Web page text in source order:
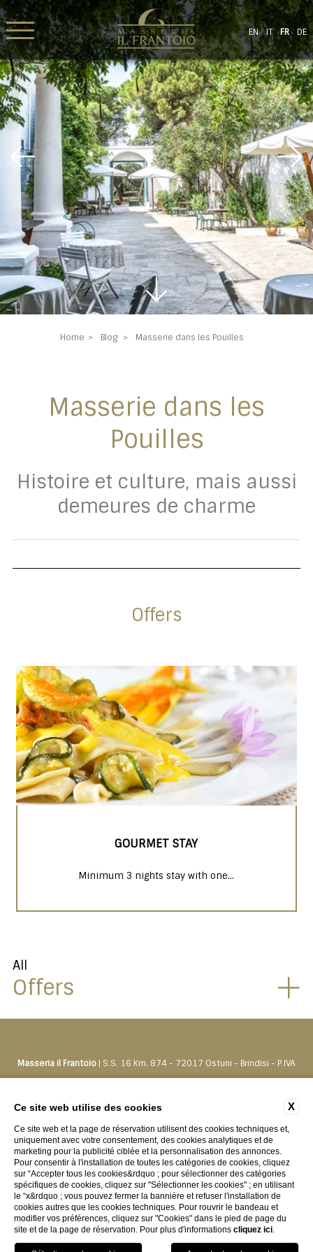
EN IT FR DE
Home Blog Masserie dans les Pouilles
Masserie dans les
Pouilles
Histoire et culture, mais aussi
demeures de charme
Offers
GOURMET STAY
Minimum 3 nights stay with one...
All
Offers
Masseria il Frantoio | S.S. 16 Km. 874 - 72017 Ostuni - Brindisi - P.IVA
+39 0831330276 -prenota@masseriailfrantoio.it
CONTACTS PRIVACY LES DONNÉES DE LA COMPAGNIE
COOKIE POLICY
ACCESSIBILITY
X
Ce site web utilise des cookies
Ce site web et la page de réservation utilisent des cookies techniques et,
uniquement avec votre consentement, des cookies analytiques et de
marketing pour la publicité ciblée et la personnalisation des annonces.
Pour consentir à l'installation de toutes les catégories de cookies, cliquez
sur “Accepter tous les cookies&rdquo ; pour sélectionner des catégories
spécifiques de cookies, cliquez sur "Sélectionner les cookies" ; en utilisant
le “x&rdquo ; vous pouvez fermer la bannière et refuser l'installation de
cookies autres que les cookies techniques. Pour rouvrir le bandeau et
modifier vos préférences, cliquez sur "Cookies" dans le pied de page du
site et de la page de réservation. Pour plus d'informations cliquez ici.